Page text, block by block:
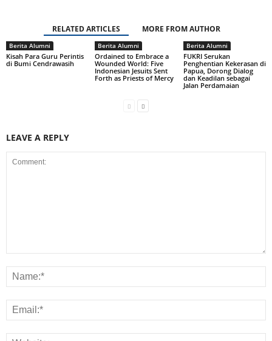
RELATED ARTICLES MORE FROM AUTHOR
Berita Alumni
Kisah Para Guru Perintis
di Bumi Cendrawasih
Berita Alumni
Ordained to Embrace a
Wounded World: Five
Indonesian Jesuits Sent
Forth as Priests of Mercy
Berita Alumni
FUKRI Serukan
Penghentian Kekerasan di
Papua, Dorong Dialog
dan Keadilan sebagai
Jalan Perdamaian
LEAVE A REPLY